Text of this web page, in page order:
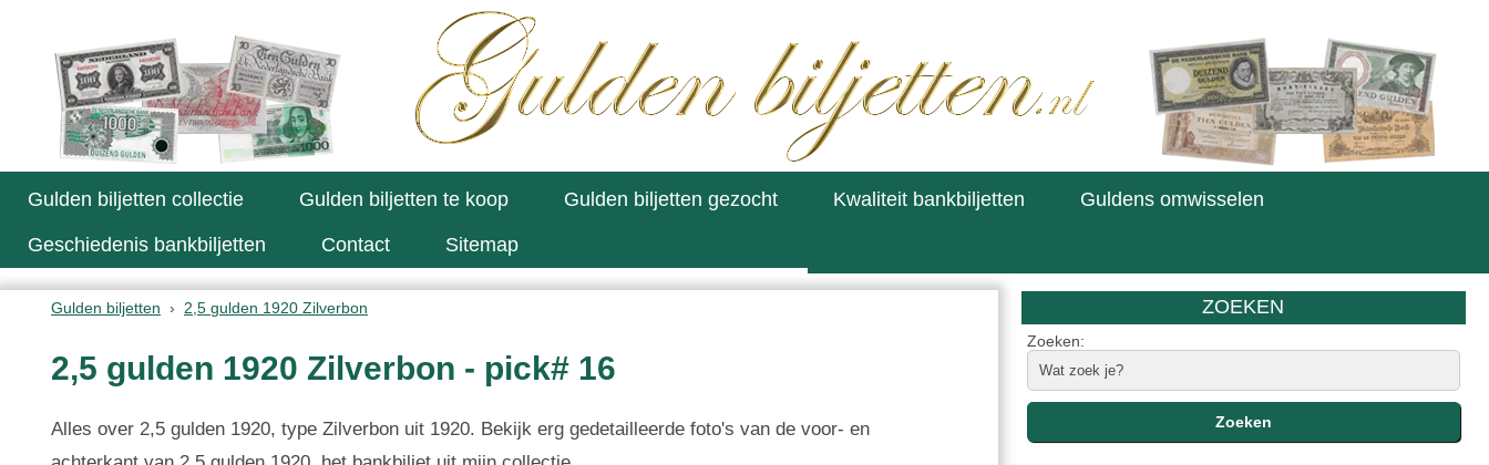
Gulden biljetten collectie Gulden biljetten te koop Gulden biljetten gezocht Kwaliteit bankbiljetten Guldens omwisselen
Geschiedenis bankbiljetten Contact Sitemap
Gulden biljetten 2,5 gulden 1920 Zilverbon
2,5 gulden 1920 Zilverbon - pick# 16
Alles over 2,5 gulden 1920, type Zilverbon uit 1920. Bekijk erg gedetailleerde foto's van de voor- en
ZOEKEN
Zoeken: